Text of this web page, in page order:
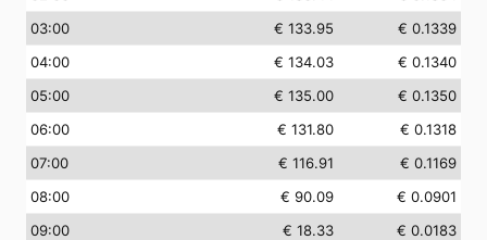
03:00 € 133.95
€ 0.1339
04:00 € 134.03
€ 0.1340
05:00 € 135.00
€ 0.1350
06:00 € 131.80
€ 0.1318
07:00 € 116.91
€ 0.1169
08:00 € 90.09
€ 0.0901
09:00 € 18.33
€ 0.0183